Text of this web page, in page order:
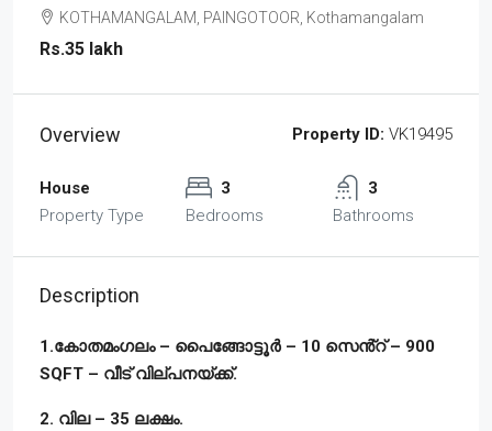
KOTHAMANGALAM, PAINGOTOOR, Kothamangalam
Rs.35 lakh
Overview Property ID: VK19495
House
Property Type
3
Bedrooms
3
Bathrooms
Description
1.കോതമംഗലം – പൈങ്ങോട്ടൂർ – 10 സെൻ്റ് – 900
SQFT – വീട് വില്പനയ്ക്ക്.
2. വില – 35 ലക്ഷം.